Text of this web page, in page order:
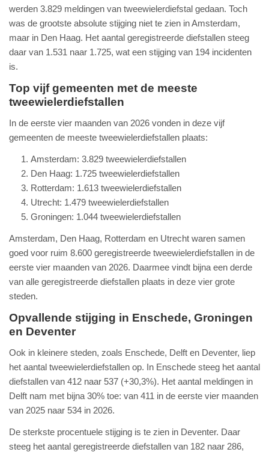
werden 3.829 meldingen van tweewielerdiefstal gedaan. Toch
was de grootste absolute stijging niet te zien in Amsterdam,
maar in Den Haag. Het aantal geregistreerde diefstallen steeg
daar van 1.531 naar 1.725, wat een stijging van 194 incidenten
is.
Top vijf gemeenten met de meeste
tweewielerdiefstallen
In de eerste vier maanden van 2026 vonden in deze vijf
gemeenten de meeste tweewielerdiefstallen plaats:
Amsterdam: 3.829 tweewielerdiefstallen
Den Haag: 1.725 tweewielerdiefstallen
Rotterdam: 1.613 tweewielerdiefstallen
Utrecht: 1.479 tweewielerdiefstallen
Groningen: 1.044 tweewielerdiefstallen
Amsterdam, Den Haag, Rotterdam en Utrecht waren samen
goed voor ruim 8.600 geregistreerde tweewielerdiefstallen in de
eerste vier maanden van 2026. Daarmee vindt bijna een derde
van alle geregistreerde diefstallen plaats in deze vier grote
steden.
Opvallende stijging in Enschede, Groningen
en Deventer
Ook in kleinere steden, zoals Enschede, Delft en Deventer, liep
het aantal tweewielerdiefstallen op. In Enschede steeg het aantal
diefstallen van 412 naar 537 (+30,3%). Het aantal meldingen in
Delft nam met bijna 30% toe: van 411 in de eerste vier maanden
van 2025 naar 534 in 2026.
De sterkste procentuele stijging is te zien in Deventer. Daar
steeg het aantal geregistreerde diefstallen van 182 naar 286,